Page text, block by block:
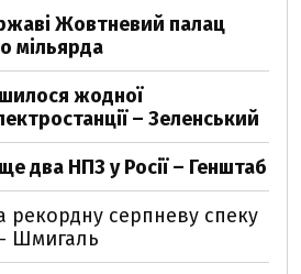
Жовтневий палац
мільярда
жодної
– Зеленський
два НПЗ у Росії – Генштаб
рекордну серпневу спеку
Шмигаль